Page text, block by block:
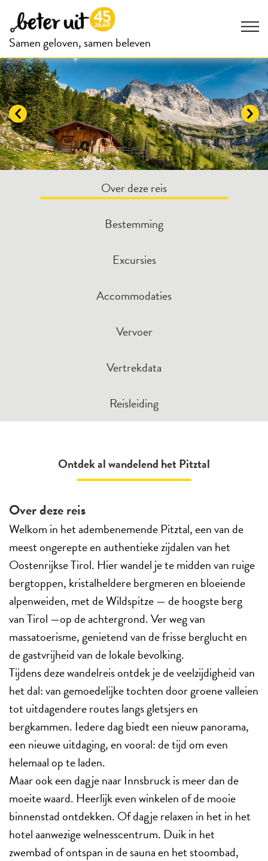
Samen geloven, samen beleven
Over deze reis
Bestemming
Excursies
Accommodaties
Vervoer
Vertrekdata
Reisleiding
Ontdek al wandelend het Pitztal
Over deze reis
Welkom in het adembenemende Pitztal, een van de
meest ongerepte en authentieke zijdalen van het
Oostenrijkse Tirol. Hier wandel je te midden van ruige
bergtoppen, kristalheldere bergmeren en bloeiende
alpenweiden, met de Wildspitze — de hoogste berg
van Tirol —op de achtergrond. Ver weg van
massatoerisme, genietend van de frisse berglucht en
de gastvrijheid van de lokale bevolking.
Tijdens deze wandelreis ontdek je de veelzijdigheid van
het dal: van gemoedelijke tochten door groene valleien
tot uitdagendere routes langs gletsjers en
bergkammen. Iedere dag biedt een nieuw panorama,
een nieuwe uitdaging, en vooral: de tijd om even
helemaal op te laden.
Maar ook een dagje naar Innsbruck is meer dan de
moeite waard. Heerlijk even winkelen of de mooie
binnenstad ontdekken. Of dagje relaxen in het in het
hotel aanwezige welnesscentrum. Duik in het
zwembad of ontspan in de sauna en het stoombad,